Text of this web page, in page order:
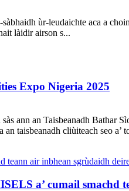
ùr-leudaichte aca a
làidir airson s...
Expo Nigeria 2025
ann an Taisbeanadh Bathar
taisbeanadh cliùiteach seo a’
a’ cumail smachd